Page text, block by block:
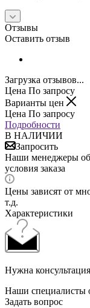
Отзывы
Оставить отзыв
Загрузка отзывов...
Цена По запросу
Варианты цен
Цена По запросу
Подробности
В НАЛИЧИИ
Запросить
Наши менеджеры
условия заказа
Цены зависят от
т.д.
Характеристики
Нужна
Наши специалисты
Задать вопрос